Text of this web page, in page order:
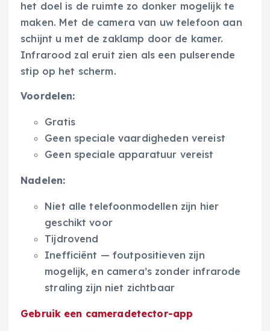
het doel is de ruimte zo donker mogelijk te
maken. Met de camera van uw telefoon aan
schijnt u met de zaklamp door de kamer.
Infrarood zal eruit zien als een pulserende
stip op het scherm.
Voordelen:
Gratis
Geen speciale vaardigheden vereist
Geen speciale apparatuur vereist
Nadelen:
Niet alle telefoonmodellen zijn hier
geschikt voor
Tijdrovend
Inefficiënt — foutpositieven zijn
mogelijk, en camera’s zonder infrarode
straling zijn niet zichtbaar
Gebruik een cameradetector-app